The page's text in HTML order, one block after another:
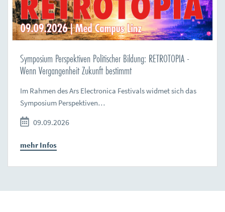
Symposium Perspektiven Politischer Bildung: RETROTOPIA -
Wenn Vergangenheit Zukunft bestimmt
Im Rahmen des Ars Electronica Festivals widmet sich das
Symposium Perspektiven…
09.09.2026
mehr Infos